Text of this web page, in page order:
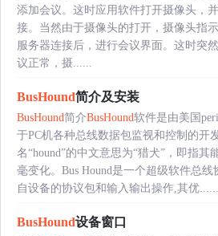
添加会议。这时应用软件打开摄像头，
接。当然由于摄像头的打开，摄像头指
服务器连接后，进行会议界面。这时突
议正常，摄......
BusHound简介及安装
BusHound简介BusHound软件是由美国
于PC机各种总线数据包监视和控制的开
名“hound”的中文意思为“猎犬”，即指其
毫变化。Bus Hound是一个超级软件总
自设备的协议包和输入输出操作,其优......
BusHound设备窗口